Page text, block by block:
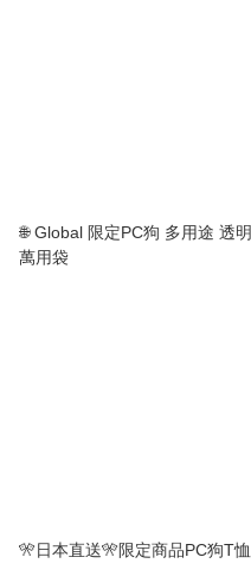
🌐 Global 限定PC狗 多用途 透明
萬用袋
🎌日本直送🎌限定商品PC狗T恤